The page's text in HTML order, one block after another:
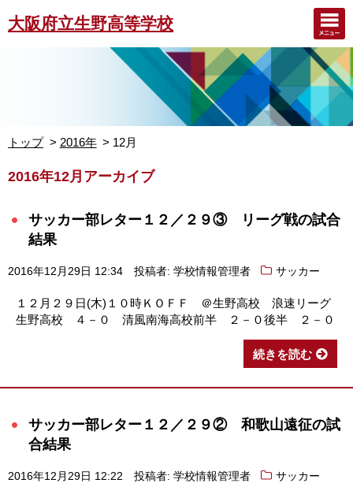
大阪府立生野高等学校
トップ 2016年 12月
2016年12月アーカイブ
サッカー部レター１２／２９③ リーグ戦の試合
結果
2016年12月29日 12:34 投稿者: 学校情報管理者 サッカー
１２月２９日(木)１０時ＫＯＦＦ ＠生野高校 浪速リーグ
生野高校 ４－０ 清風南海高校前半 ２－０後半 ２－０
続きを読む
サッカー部レター１２／２９② 和歌山遠征の試
合結果
2016年12月29日 12:22 投稿者: 学校情報管理者 サッカー